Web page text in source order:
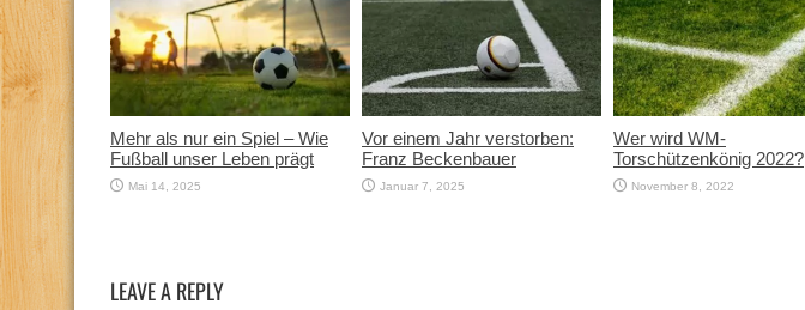
Mehr als nur ein Spiel – Wie
Fußball unser Leben prägt
Mai 14, 2025
Vor einem Jahr verstorben:
Franz Beckenbauer
Januar 7, 2025
Wer wird WM-
Torschützenkönig 2022?
November 8, 2022
LEAVE A REPLY